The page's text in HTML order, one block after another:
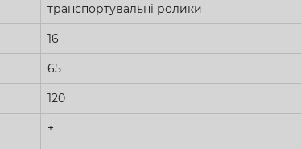
транспортувальні ролики
16
65
120
+